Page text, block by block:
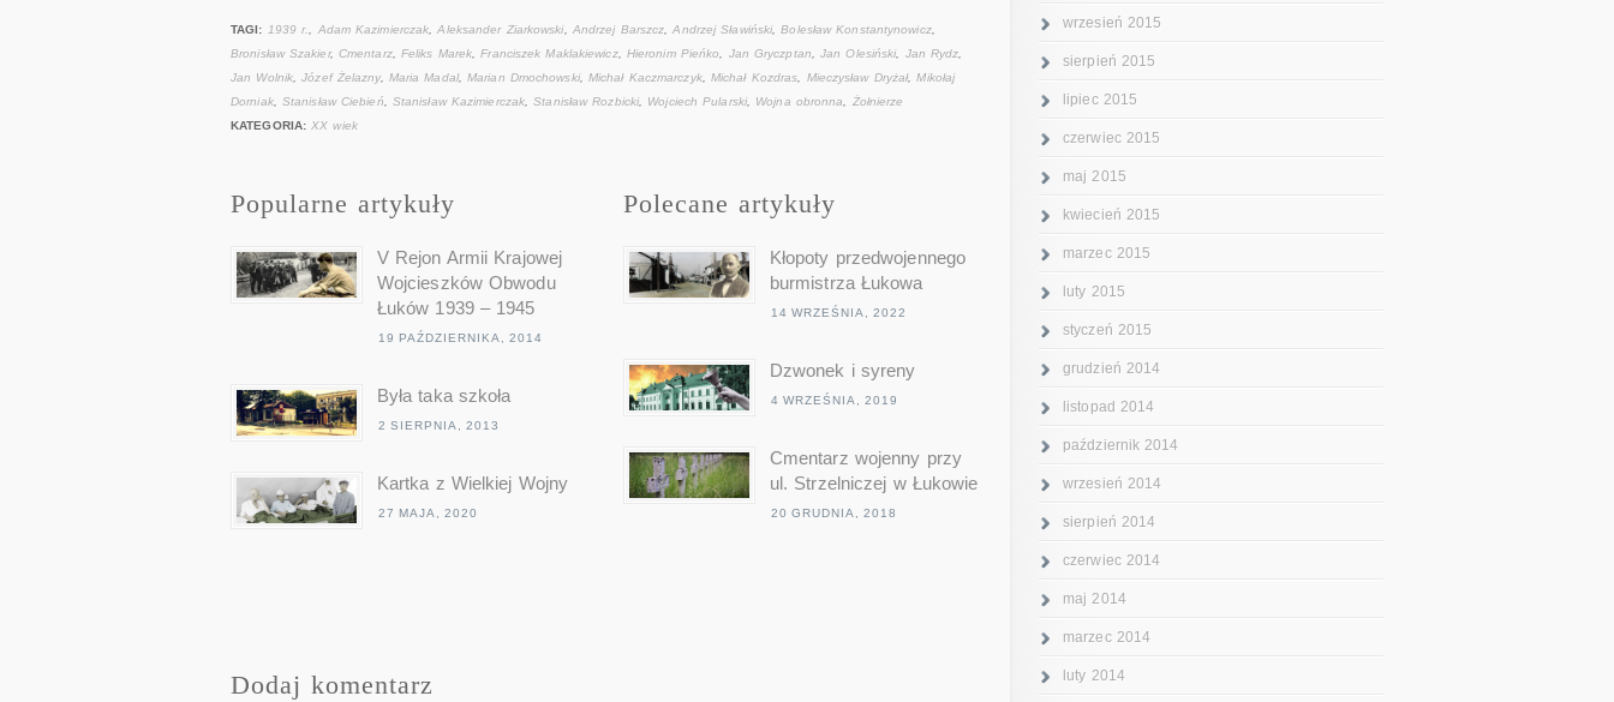
TAGI: 1939 r., Adam Kazimierczak,Aleksander Ziarkowski, Andrzej Barszcz,Andrzej Sławiński,Bolesław Konstantynowicz,
Bronisław Szakier, Cmentarz, Feliks Marek,Franciszek Maklakiewicz, Hieronim Pieńko, Jan Gryczptan,Jan Olesiński, Jan Rydz,
Jan Wolnik,Józef Żelazny, Maria Madal,Marian Dmochowski, Michał Kaczmarczyk, Michał Kozdras, Mieczysław Dryżał,Mikołaj
Dorniak, Stanisław Ciebień, Stanisław Kazimierczak,Stanisław Rozbicki, Wojciech Pularski, Wojna obronna, Żołnierze
KATEGORIA: XX wiek
Popularne artykuły
V Rejon Armii Krajowej
Wojcieszków Obwodu
Łuków 1939 – 1945
19 PAŹDZIERNIKA, 2014
Była taka szkoła
2 SIERPNIA, 2013
Kartka z Wielkiej Wojny
27 MAJA, 2020
Polecane artykuły
Kłopoty przedwojennego
burmistrza Łukowa
14 WRZEŚNIA, 2022
Dzwonek i syreny
4 WRZEŚNIA, 2019
Cmentarz wojenny przy
ul. Strzelniczej w Łukowie
20 GRUDNIA, 2018
Dodaj komentarz
wrzesień 2015
sierpień 2015
lipiec 2015
czerwiec 2015
maj 2015
kwiecień 2015
marzec 2015
luty 2015
styczeń 2015
grudzień 2014
listopad 2014
październik 2014
wrzesień 2014
sierpień 2014
czerwiec 2014
maj 2014
marzec 2014
luty 2014